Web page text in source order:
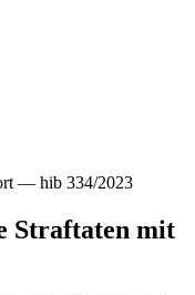
— hib 334/2023
Straftaten mit